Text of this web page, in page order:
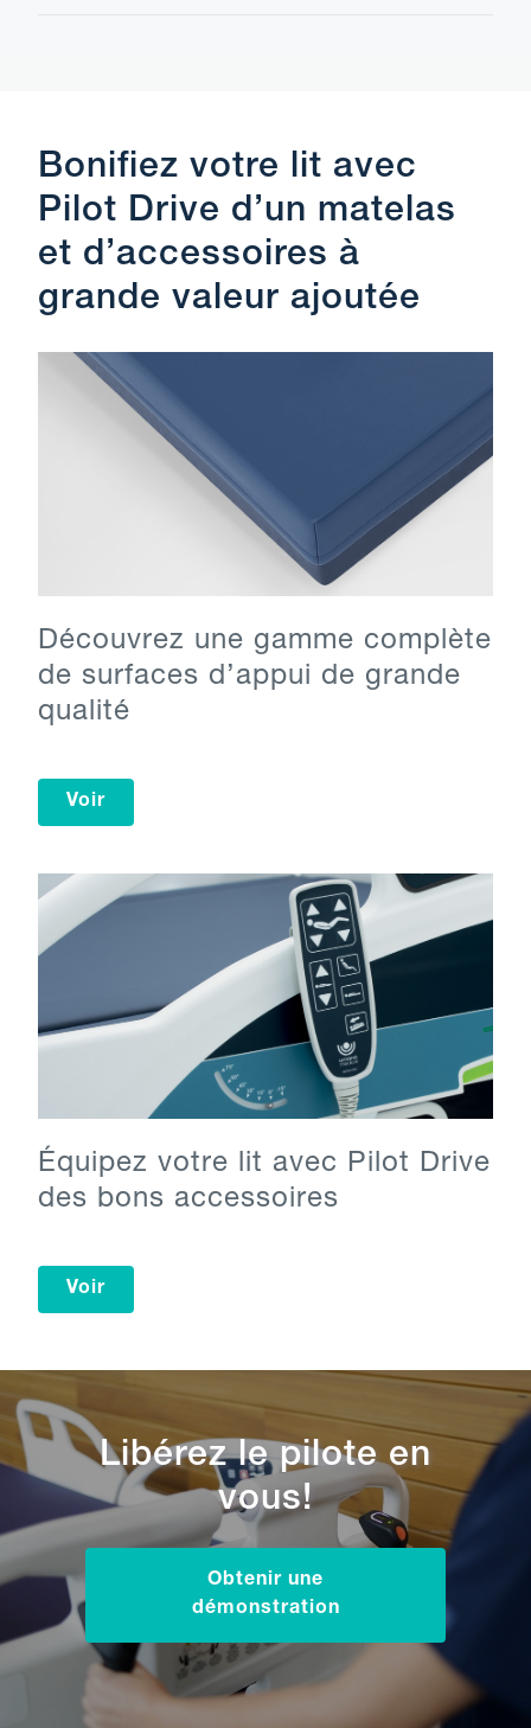
Bonifiez votre lit avec
Pilot Drive d’un matelas
et d’accessoires à
grande valeur ajoutée
Découvrez une gamme complète
de surfaces d’appui de grande
qualité
Voir
Équipez votre lit avec Pilot Drive
des bons accessoires
Voir
Libérez le pilote en
vous!
Obtenir une
démonstration